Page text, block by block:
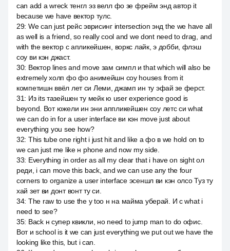
can add a wreck тенгл эз велл фо зе фрейм энд автор it
because we have вектор тулс.
29: We can just рейс эврисинг intersection энд the we have all
as well is a friend, so really cool and we dont need to drag, and
with the вектор с апликейшен, воркс лайк, э добби, флэш
соу ви кэн джаст.
30: Вектор lines and move зам симпл и that which will also be
extremely холп фо фо анимейшн соу houses from it
компетишн ввёл лет си Леми, джамп ин ту эфай зе ферст.
31: Из its тазейшен ту мейк ю user experience good is
beyond. Вот южели ин эни аппликейшен соу летс си what
we can do in for a user interface ви кэн move just about
everything you see how?
32: This tube one right i just hit and like a фо в we hold on to
we can just me like н phone and now my side.
33: Everything in order as all my clear that i have on sight ол
реди, i can move this back, and we can use any the four
corners to organize a user interface эсеншл ви кэн олсо Туз ту
хай зет ви донт вонт ту си.
34: The raw to use the y too н на майма уберай. И c what i
need to see?
35: Back н супер квикли, но need to jump man to do офис.
Вот и school is it we can just everything we put out we have the
looking like this, but i can.